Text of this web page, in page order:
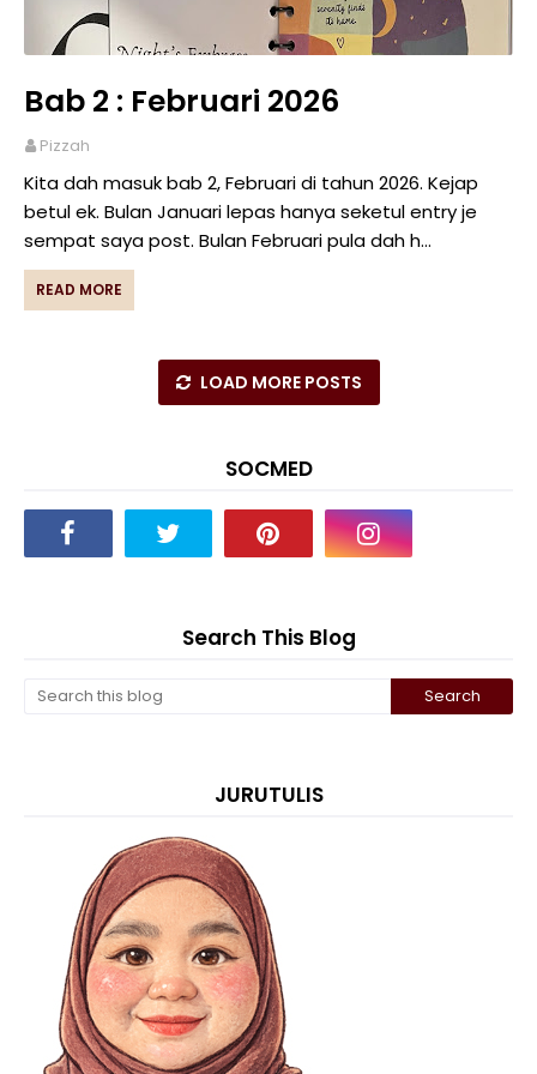
Bab 2 : Februari 2026
Pizzah
Kita dah masuk bab 2, Februari di tahun 2026. Kejap
betul ek. Bulan Januari lepas hanya seketul entry je
sempat saya post. Bulan Februari pula dah h…
READ MORE
LOAD MORE POSTS
SOCMED
Search This Blog
JURUTULIS